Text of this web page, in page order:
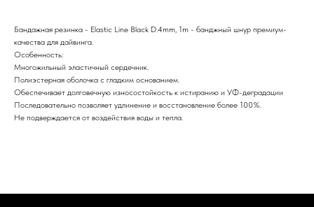
Бандажная резинка - Elastic Line Black D.4mm, 1m - банджный шнур премиум-
качества для дайвинга.
Особенность:
Многожильный эластичный сердечник.
Полиэстерная оболочка с гладким основанием.
Обеспечивает долговечную износостойкость к истиранию и УФ-деградации
Последовательно позволяет удлинение и восстановление более 100%.
Не подверждается от воздействия воды и тепла.